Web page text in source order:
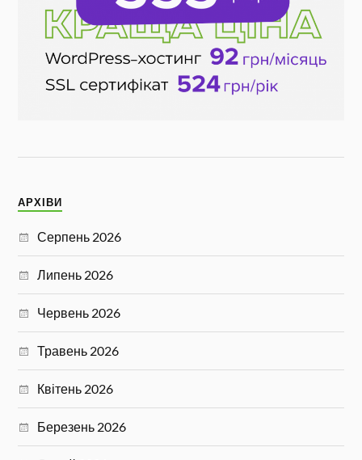
АРХІВИ
Серпень 2026
Липень 2026
Червень 2026
Травень 2026
Квітень 2026
Березень 2026